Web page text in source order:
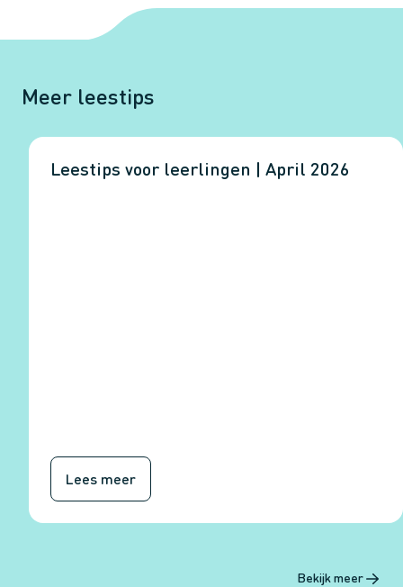
Meer leestips
Leestips voor leerlingen | April 2026
Lees meer
Bekijk meer